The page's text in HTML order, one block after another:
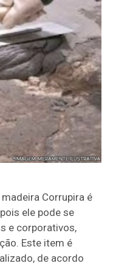
Corrupira é
ele pode se
e corporativos,
Este item é
de acordo